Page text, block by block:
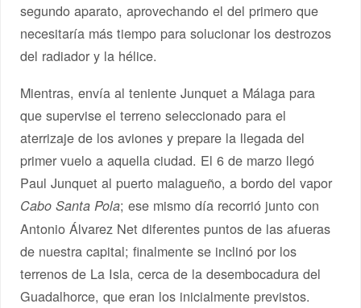
segundo aparato, aprovechando el del primero que
necesitaría más tiempo para solucionar los destrozos
del radiador y la hélice.
Mientras, envía al teniente Junquet a Málaga para
que supervise el terreno seleccionado para el
aterrizaje de los aviones y prepare la llegada del
primer vuelo a aquella ciudad. El 6 de marzo llegó
Paul Junquet al puerto malagueño, a bordo del vapor
Cabo Santa Pola; ese mismo día recorrió junto con
Antonio Álvarez Net diferentes puntos de las afueras
de nuestra capital; finalmente se inclinó por los
terrenos de La Isla, cerca de la desembocadura del
Guadalhorce, que eran los inicialmente previstos.